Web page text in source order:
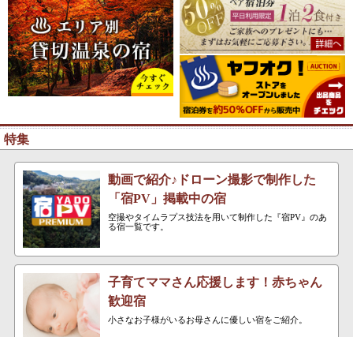
特集
動画で紹介♪ドローン撮影で制作した
「宿PV」掲載中の宿
空撮やタイムラプス技法を用いて制作した『宿PV』のあ
る宿一覧です。
子育てママさん応援します！赤ちゃん
歓迎宿
小さなお子様がいるお母さんに優しい宿をご紹介。